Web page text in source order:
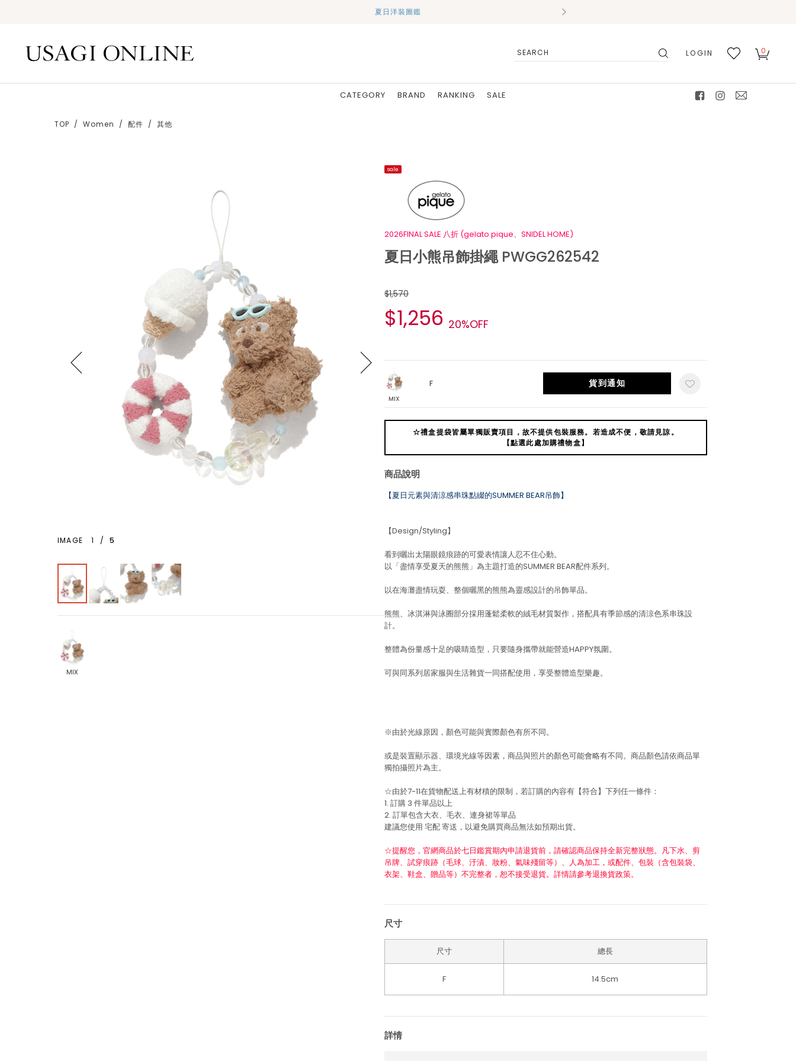
夏日洋裝圖鑑
LOGIN 0
CATEGORY BRAND RANKING
SALE
TOP Women 配件 其他
IMAGE 1 / 5
MIX
sale
2026FINAL SALE 八折 (gelato pique、SNIDEL HOME)
夏日小熊吊飾掛繩 PWGG262542
$1,570
$1,256 20%OFF
MIX
F 貨到通知
☆禮盒提袋皆屬單獨販賣項目，故不提供包裝服務。若造成不便，敬請見諒。
【點選此處加購禮物盒】
商品說明
【夏日元素與清涼感串珠點綴的SUMMER BEAR吊飾】
【Design/Styling】
看到曬出太陽眼鏡痕跡的可愛表情讓人忍不住心動。
以「盡情享受夏天的熊熊」為主題打造的SUMMER BEAR配件系列。
以在海灘盡情玩耍、整個曬黑的熊熊為靈感設計的吊飾單品。
熊熊、冰淇淋與泳圈部分採用蓬鬆柔軟的絨毛材質製作，搭配具有季節感的清涼色系串珠設
計。
整體為份量感十足的吸睛造型，只要隨身攜帶就能營造HAPPY氛圍。
可與同系列居家服與生活雜貨一同搭配使用，享受整體造型樂趣。
※由於光線原因，顏色可能與實際顏色有所不同。
或是裝置顯示器、環境光線等因素，商品與照片的顏色可能會略有不同。商品顏色請依商品單
獨拍攝照片為主。
☆由於7-11在貨物配送上有材積的限制，若訂購的內容有【符合】下列任一條件：
1. 訂購 3 件單品以上
2. 訂單包含大衣、毛衣、連身裙等單品
建議您使用 宅配寄送，以避免購買商品無法如預期出貨。
☆提醒您，官網商品於七日鑑賞期內申請退貨前，請確認商品保持全新完整狀態。凡下水、剪
吊牌、試穿痕跡（毛球、汙漬、妝粉、氣味殘留等）、人為加工，或配件、包裝（含包裝袋、
衣架、鞋盒、贈品等）不完整者，恕不接受退貨。詳情請參考退換貨政策。
尺寸
尺寸 總長
F 14.5cm
詳情